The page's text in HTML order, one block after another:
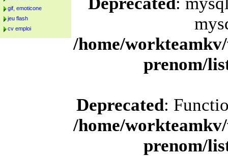
/home/
prenom/
Deprecated:
/home/
prenom/
gif, emoticone
jeu flash
cv emploi